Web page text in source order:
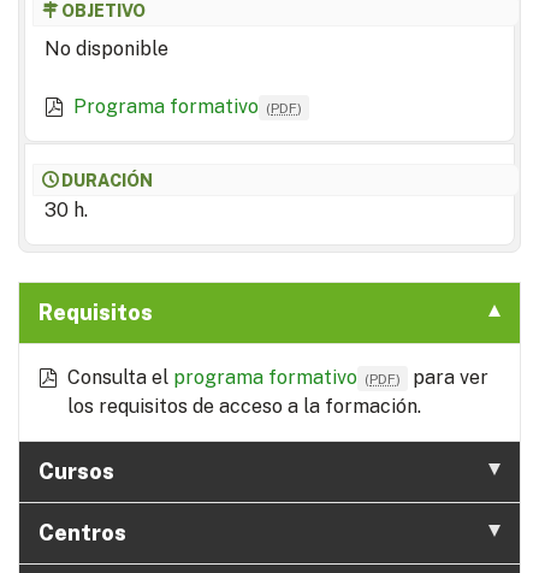
OBJETIVO
No disponible
Programa formativo (PDF)
DURACIÓN
30 h.
Requisitos
Consulta el programa formativo (PDF)
para ver
los requisitos de acceso a la formación.
Cursos
Centros